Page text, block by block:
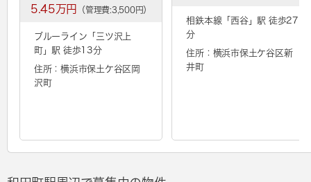
5.45万円 （管理費:3,500円）
ブルーライン「 三ツ沢上
町」駅 徒歩13分
住所：横浜市保土ケ谷区岡
沢町
相鉄本線「 西谷」駅 徒歩27
分
住所：横浜市保土ケ谷区新
井町